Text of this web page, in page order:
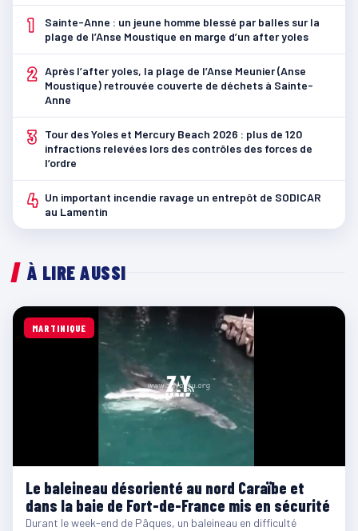
1
Sainte-Anne : un jeune homme blessé par balles sur la
plage de l’Anse Moustique en marge d’un after yoles
2 Après l’after yoles, la plage de l’Anse Meunier (Anse
Moustique) retrouvée couverte de déchets à Sainte-
Anne
3
Tour des Yoles et Mercury Beach 2026 : plus de 120
infractions relevées lors des contrôles des forces de
l’ordre
4 Un important incendie ravage un entrepôt de SODICAR
au Lamentin
À LIRE AUSSI
MARTINIQUE
Le baleineau désorienté au nord Caraïbe et
dans la baie de Fort-de-France mis en sécurité
Durant le week-end de Pâques, un baleineau en difficulté